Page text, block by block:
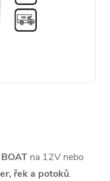
na 12V nebo
řek a potoků.